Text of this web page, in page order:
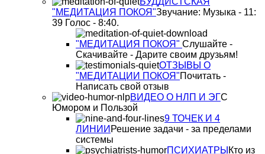
"МЕДИТАЦИЯ ПОКОЯ"Звучание: Музыка - 11:
39 Голос - 8:40.
"МЕДИТАЦИЯ ПОКОЯ" Слушайте -
Скачивайте - Дарите своим друзьям!
ОТЗЫВЫ О
"МЕДИТАЦИИ ПОКОЯ"Почитать -
Написать свой отзыв
ВИДЕО О НЛП И ЭГС
Юмором и Пользой
9 ТОЧЕК И 4
ЛИНИИ Решение задачи - за пределами
системы
ПСИХИАТРЫ Кто из